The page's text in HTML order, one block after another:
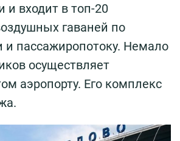
и входит в топ-20
гаваней по
и пассажиропотоку. Немало
осуществляет
аэропорту. Его комплекс